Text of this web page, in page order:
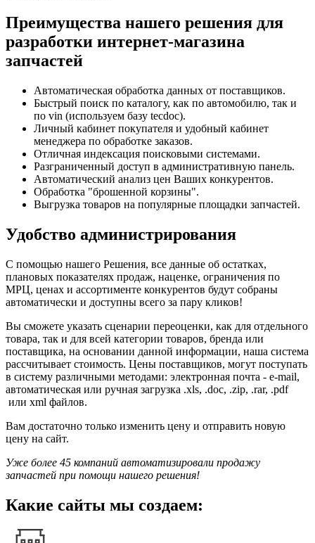
Преимущества нашего решения для
разработки интернет-магазина
запчастей
Автоматическая обработка данных от поставщиков.
Быстрый поиск по каталогу, как по автомобилю, так и
по vin (используем базу tecdoc).
Личный кабинет покупателя и удобный кабинет
менеджера по обработке заказов.
Отличная индексация поисковыми системами.
Разграниченный доступ в административную панель.
Автоматический анализ цен Ваших конкурентов.
Обработка "брошенной корзины".
Выгрузка товаров на популярные площадки запчастей.
Удобство администрирования
С помощью нашего Решения, все данные об остатках,
плановых показателях продаж, наценке, ограничения по
МРЦ, ценах и ассортименте конкурентов будут собраны
автоматически и доступны всего за пару кликов!
Вы сможете указать сценарии переоценки, как для отдельного
товара, так и для всей категории товаров, бренда или
поставщика, на основании данной информации, наша система
рассчитывает стоимость. Цены поставщиков, могут поступать
в систему различными методами: электронная почта - e-mail,
автоматическая или ручная загрузка .xls, .doc, .zip, .rar, .pdf
или xml файлов.
Вам достаточно только изменить цену и отправить новую
цену на сайт.
Уже более 45 компаний автоматизировали продажу
запчастей при помощи нашего решения!
Какие сайты мы создаем: